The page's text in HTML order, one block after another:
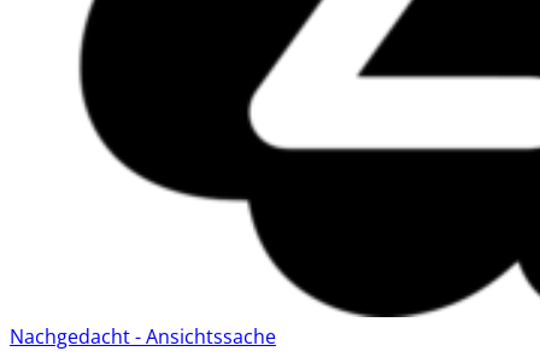
Nachgedacht - Ansichtssache